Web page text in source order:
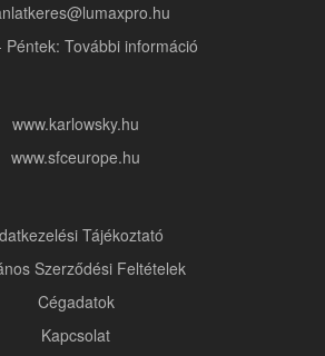
Péntek: További információ
www.karlowsky.hu
www.sfceurope.hu
Tájékoztató
Szerződési Feltételek
Cégadatok
Kapcsolat